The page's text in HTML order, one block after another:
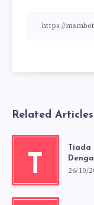
Related Articles
T
Tiada
26/10/